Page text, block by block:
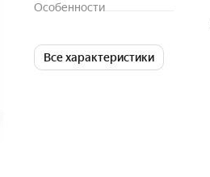
Особенности
Все характеристики